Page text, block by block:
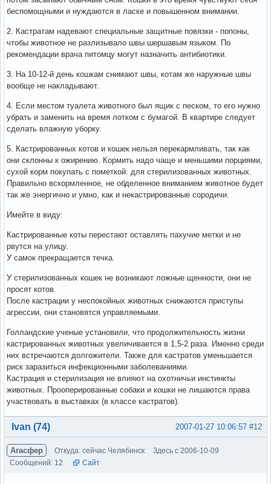
беспомощными и нуждаются в ласке и повышенном внимании.
2. Кастратам надевают специальные защитные повязки - попоны,
чтобы животное не разлизывало швы шершавым языком. По
рекомендации врача питомцу могут назначить антибиотики.
3. На 10-12-й день кошкам снимают швы, котам же наружные швы
вообще не накладывают.
4. Если местом туалета животного был ящик с песком, то его нужно
убрать и заменить на время лотком с бумагой. В квартире следует
сделать влажную уборку.
5. Кастрированных котов и кошек нельзя перекармливать, так как
они склонны к ожирению. Кормить надо чаще и меньшими порциями,
сухой корм покупать с пометкой: для стерилизованных животных.
Правильно вскормленное, не обделенное вниманием животное будет
так же энергично и умно, как и некастрированные сородичи.
Имейте в виду:
Кастрированные коты перестают оставлять пахучие метки и не
рвутся на улицу.
У самок прекращается течка.
У стерилизованных кошек не возникают ложные щенности, они не
просят котов.
После кастрации у неспокойных животных снижаются приступы
агрессии, они становятся управляемыми.
Голландские ученые установили, что продолжительность жизни
кастрированных животных увеличивается в 1,5-2 раза. Именно среди
них встречаются долгожители. Также для кастратов уменьшается
риск заразиться инфекционными заболеваниями.
Кастрация и стерилизация не влияют на охотничьи инстинкты
животных. Прооперированные собаки и кошки не лишаются права
участвовать в выставках (в классе кастратов).
Вне форума #12
2007-01-27 10:06:57
Ivan (74)
Агасфер Откуда: сейчас Челябинск
Здесь с 2006-10-09
Сообщений: 12
Сайт